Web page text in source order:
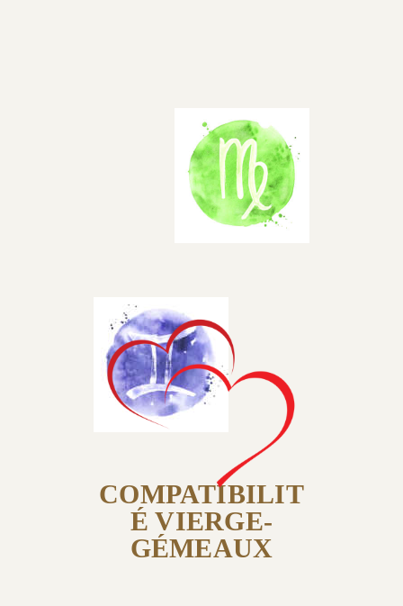
COMPATIBILIT
É VIERGE-
GÉMEAUX